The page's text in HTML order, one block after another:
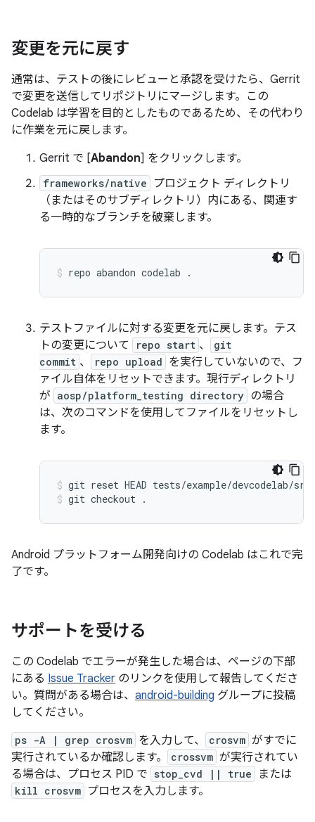
変更を元に戻す
通常は、テストの後にレビューと承認を受けたら、Gerrit
で変更を送信してリポジトリにマージします。この
Codelab は学習を目的としたものであるため、その代わり
に作業を元に戻します。
Gerrit で [Abandon] をクリックします。
frameworks/native
プロジェクト ディレクトリ
（またはそのサブディレクトリ）内にある、関連す
る一時的なブランチを破棄します。
repo abandon codelab .
テストファイルに対する変更を元に戻します。テス
トの変更について
repo start 、
git
commit 、 repo upload を実行していないので、フ
ァイル自体をリセットできます。現行ディレクトリ
が aosp/platform_testing directory の場合
は、次のコマンドを使用してファイルをリセットし
ます。
git reset HEAD tests/example/devcodelab/
git checkout .
Android プラットフォーム開発向けの Codelab はこれで完
了です。
サポートを受ける
この Codelab でエラーが発生した場合は、ページの下部
にある Issue Tracker のリンクを使用して報告してくださ
い。質問がある場合は、 android-building グループに投稿
してください。
ps -A | grep crosvm を入力して、 crosvm がすでに
実行されているか確認します。
crossvm が実行されてい
る場合は、プロセス PID で stop_cvd || true または
kill crosvm プロセスを入力します。